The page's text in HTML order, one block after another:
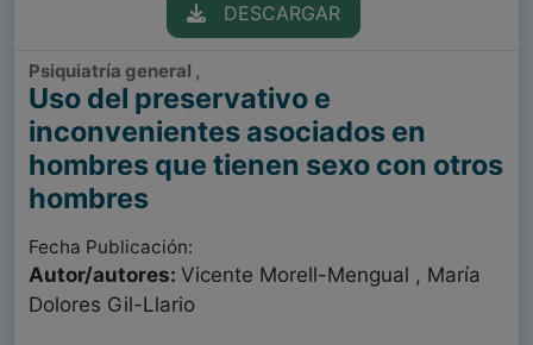
DESCARGAR
Psiquiatría general ,
Uso del preservativo e
inconvenientes asociados en
hombres que tienen sexo con otros
hombres
Fecha Publicación:
Autor/autores: Vicente Morell-Mengual , María
Dolores Gil-Llario